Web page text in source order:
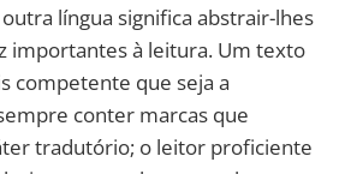
língua significa abstrair-lhes
importantes à leitura. Um texto
competente que seja a
conter marcas que
tradutório; o leitor proficiente